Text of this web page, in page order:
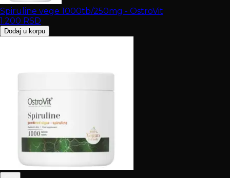
Spiruline vege 1000tb/250mg - OstroVit
1.200 RSD
Dodaj u korpu